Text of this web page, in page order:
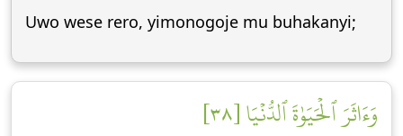
Uwo wese rero, yimonogoje mu buhakanyi;
وَءَاثَرَ ٱلۡحَيَوٰةَ ٱلدُّنۡيَا [٣٨]